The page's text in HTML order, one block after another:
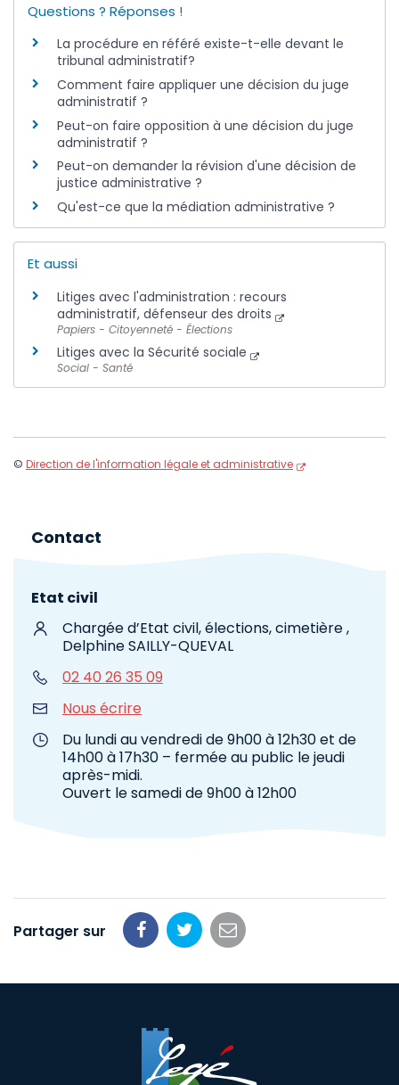
Questions ? Réponses !
La procédure en référé existe-t-elle devant le
tribunal administratif?
Comment faire appliquer une décision du juge
administratif ?
Peut-on faire opposition à une décision du juge
administratif ?
Peut-on demander la révision d'une décision de
justice administrative ?
Qu'est-ce que la médiation administrative ?
Et aussi
Litiges avec l'administration : recours
administratif, défenseur des droits
Papiers - Citoyenneté - Élections
Litiges avec la Sécurité sociale
Social - Santé
© Direction de l'information légale et administrative
Contact
Etat civil
Chargée d’Etat civil, élections, cimetière ,
Delphine SAILLY-QUEVAL
02 40 26 35 09
Nous écrire
Du lundi au vendredi de 9h00 à 12h30 et de
14h00 à 17h30 – fermée au public le jeudi
après-midi.
Ouvert le samedi de 9h00 à 12h00
Partager sur
Partager
Facebook
Partager
Twitter
Partager
email